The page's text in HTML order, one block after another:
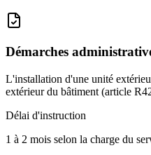
Démarches
L'installation d'une unité
extérieur du bâtiment (article
Délai d'instruction
1 à 2 mois selon la charge du